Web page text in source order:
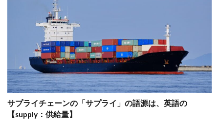
サプライチェーンの「サプライ」の語源は、英語の
【supply：供給量】